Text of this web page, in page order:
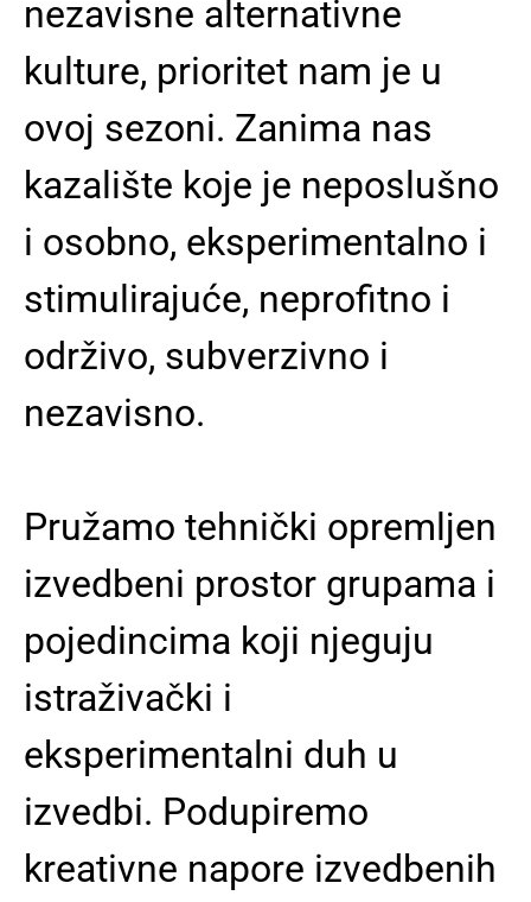
nezavisne alternativne
kulture, prioritet nam je u
ovoj sezoni. Zanima nas
kazalište koje je neposlušno
i osobno, eksperimentalno i
stimulirajuće, neprofitno i
održivo, subverzivno i
nezavisno.
Pružamo tehnički opremljen
izvedbeni prostor grupama i
pojedincima koji njeguju
istraživački i
eksperimentalni duh u
izvedbi. Podupiremo
kreativne napore izvedbenih